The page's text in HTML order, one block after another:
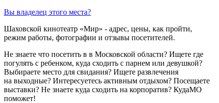
Вы владелец этого места?
Шаховской кинотеатр «Мир» - адрес, цены, как пройти,
режим работы, фотографии и отзывы посетителей.
Не знаете что посетить в в Московской области? Ищете где
погулять с ребенком, куда сходить с парнем или девушкой?
Выбираете место для свидания? Ищете развлечения
на выходные? Интересуетесь активным отдыхом? Посещаете
выставки? Не знаете куда сходить на корпоратив? КудаМО
поможет!